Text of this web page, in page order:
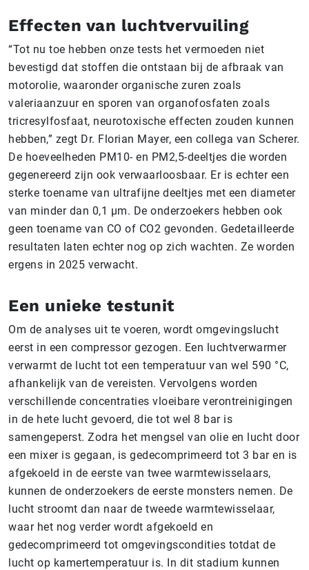
Effecten van luchtvervuiling
“Tot nu toe hebben onze tests het vermoeden niet
bevestigd dat stoffen die ontstaan bij de afbraak van
motorolie, waaronder organische zuren zoals
valeriaanzuur en sporen van organofosfaten zoals
tricresylfosfaat, neurotoxische effecten zouden kunnen
hebben,” zegt Dr. Florian Mayer, een collega van Scherer.
De hoeveelheden PM10- en PM2,5-deeltjes die worden
gegenereerd zijn ook verwaarloosbaar. Er is echter een
sterke toename van ultrafijne deeltjes met een diameter
van minder dan 0,1 µm. De onderzoekers hebben ook
geen toename van CO of CO2 gevonden. Gedetailleerde
resultaten laten echter nog op zich wachten. Ze worden
ergens in 2025 verwacht.
Een unieke testunit
Om de analyses uit te voeren, wordt omgevingslucht
eerst in een compressor gezogen. Een luchtverwarmer
verwarmt de lucht tot een temperatuur van wel 590 °C,
afhankelijk van de vereisten. Vervolgens worden
verschillende concentraties vloeibare verontreinigingen
in de hete lucht gevoerd, die tot wel 8 bar is
samengeperst. Zodra het mengsel van olie en lucht door
een mixer is gegaan, is gedecomprimeerd tot 3 bar en is
afgekoeld in de eerste van twee warmtewisselaars,
kunnen de onderzoekers de eerste monsters nemen. De
lucht stroomt dan naar de tweede warmtewisselaar,
waar het nog verder wordt afgekoeld en
gedecomprimeerd tot omgevingscondities totdat de
lucht op kamertemperatuur is. In dit stadium kunnen